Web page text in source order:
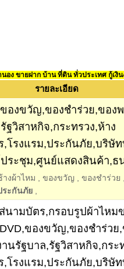
อง ขายฝาก บ้าน ที่ดิน ทั่วประเทศ กู้เงิ
รายละเอียด
องขวัญ,ของชำร่วย,ของ
ฐวิสาหกิจ,กระทรวง,ห้าง
,โรงแรม,ประกันภัย,บริษัท
ระชุม,ศูนย์แสดงสินค้า,ธ
งผ้าไหม ของขวัญ ของชำร่วย
ระกันภัย
นามบัตร,กรอบรูปผ้าไหม
ของขวัญ,ของชำร่วย,
นรัฐบาล,รัฐวิสาหกิจ,กระ
,โรงแรม,ประกันภัย,บริษั